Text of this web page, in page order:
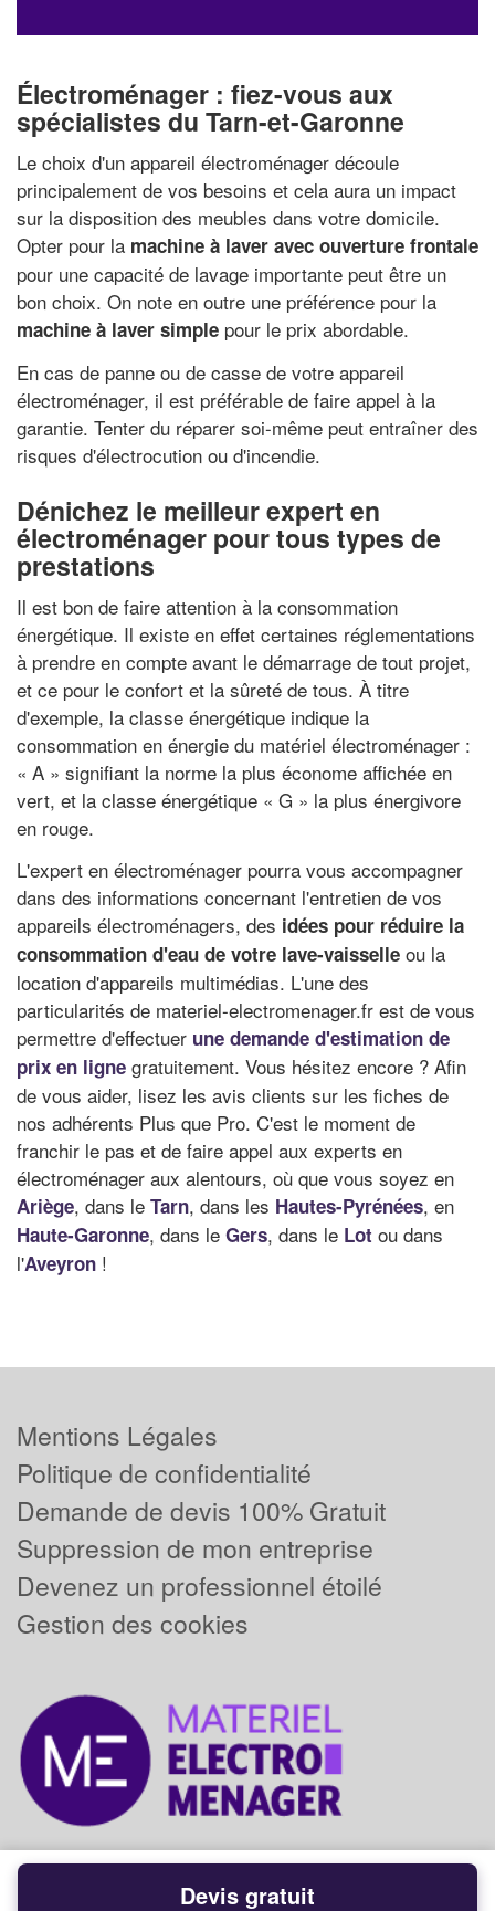
Électroménager : fiez-vous aux
spécialistes du Tarn-et-Garonne
Le choix d'un appareil électroménager découle
principalement de vos besoins et cela aura un impact
sur la disposition des meubles dans votre domicile.
Opter pour la machine à laver avec ouverture frontale
pour une capacité de lavage importante peut être un
bon choix. On note en outre une préférence pour la
machine à laver simple pour le prix abordable.
En cas de panne ou de casse de votre appareil
électroménager, il est préférable de faire appel à la
garantie. Tenter du réparer soi-même peut entraîner des
risques d'électrocution ou d'incendie.
Dénichez le meilleur expert en
électroménager pour tous types de
prestations
Il est bon de faire attention à la consommation
énergétique. Il existe en effet certaines réglementations
à prendre en compte avant le démarrage de tout projet,
et ce pour le confort et la sûreté de tous. À titre
d'exemple, la classe énergétique indique la
consommation en énergie du matériel électroménager :
« A » signifiant la norme la plus économe affichée en
vert, et la classe énergétique « G » la plus énergivore
en rouge.
L'expert en électroménager pourra vous accompagner
dans des informations concernant l'entretien de vos
appareils électroménagers, des idées pour réduire la
consommation d'eau de votre lave-vaisselle ou la
location d'appareils multimédias. L'une des
particularités de materiel-electromenager.fr est de vous
permettre d'effectuer une demande d'estimation de
prix en ligne gratuitement. Vous hésitez encore ? Afin
de vous aider, lisez les avis clients sur les fiches de
nos adhérents Plus que Pro. C'est le moment de
franchir le pas et de faire appel aux experts en
électroménager aux alentours, où que vous soyez en
Ariège, dans le Tarn, dans les Hautes-Pyrénées, en
Haute-Garonne, dans le Gers, dans le Lot ou dans
l'Aveyron !
Mentions Légales
Politique de confidentialité
Demande de devis 100% Gratuit
Suppression de mon entreprise
Devenez un professionnel étoilé
Gestion des cookies
Devis gratuit